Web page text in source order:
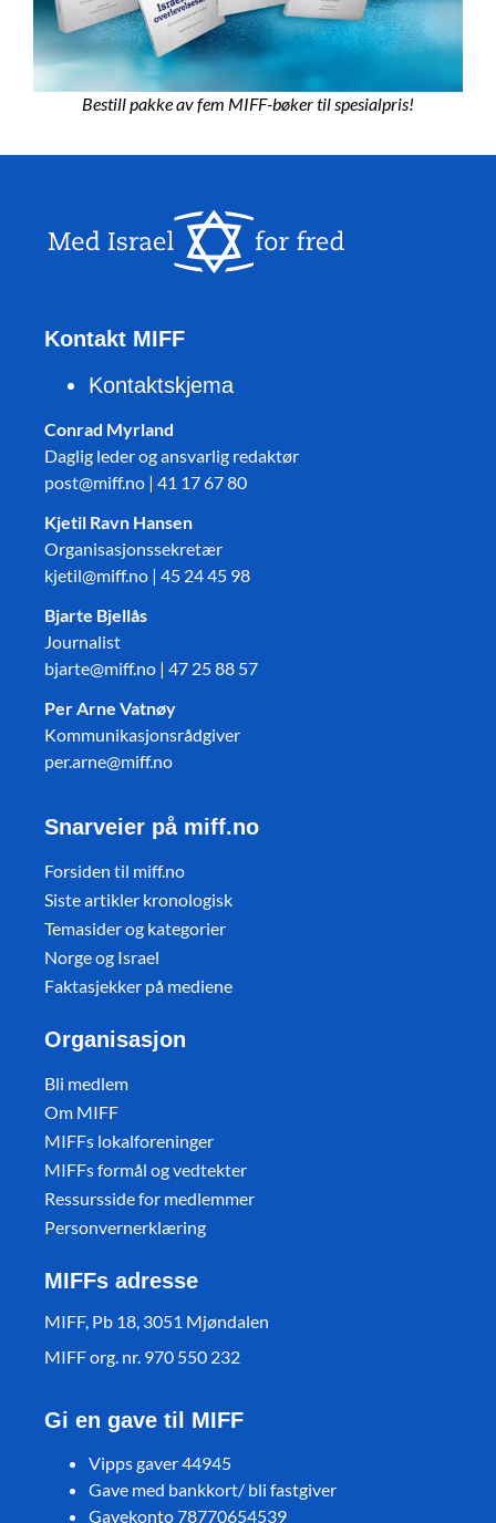
Bestill pakke av fem MIFF-bøker til spesialpris!
Kontakt MIFF
Kontaktskjema
Conrad Myrland
Daglig leder og ansvarlig redaktør
post@miff.no | 41 17 67 80
Kjetil Ravn Hansen
Organisasjonssekretær
kjetil@miff.no | 45 24 45 98
Bjarte Bjellås
Journalist
bjarte@miff.no | 47 25 88 57
Per Arne Vatnøy
Kommunikasjonsrådgiver
per.arne@miff.no
Snarveier på miff.no
Forsiden til miff.no
Siste artikler kronologisk
Temasider og kategorier
Norge og Israel
Faktasjekker på mediene
Organisasjon
Bli medlem
Om MIFF
MIFFs lokalforeninger
MIFFs formål og vedtekter
Ressursside for medlemmer
Personvernerklæring
MIFFs adresse
MIFF, Pb 18, 3051 Mjøndalen
MIFF org. nr. 970 550 232
Gi en gave til MIFF
Vipps gaver 44945
Gave med bankkort/ bli fastgiver
Gavekonto 78770654539